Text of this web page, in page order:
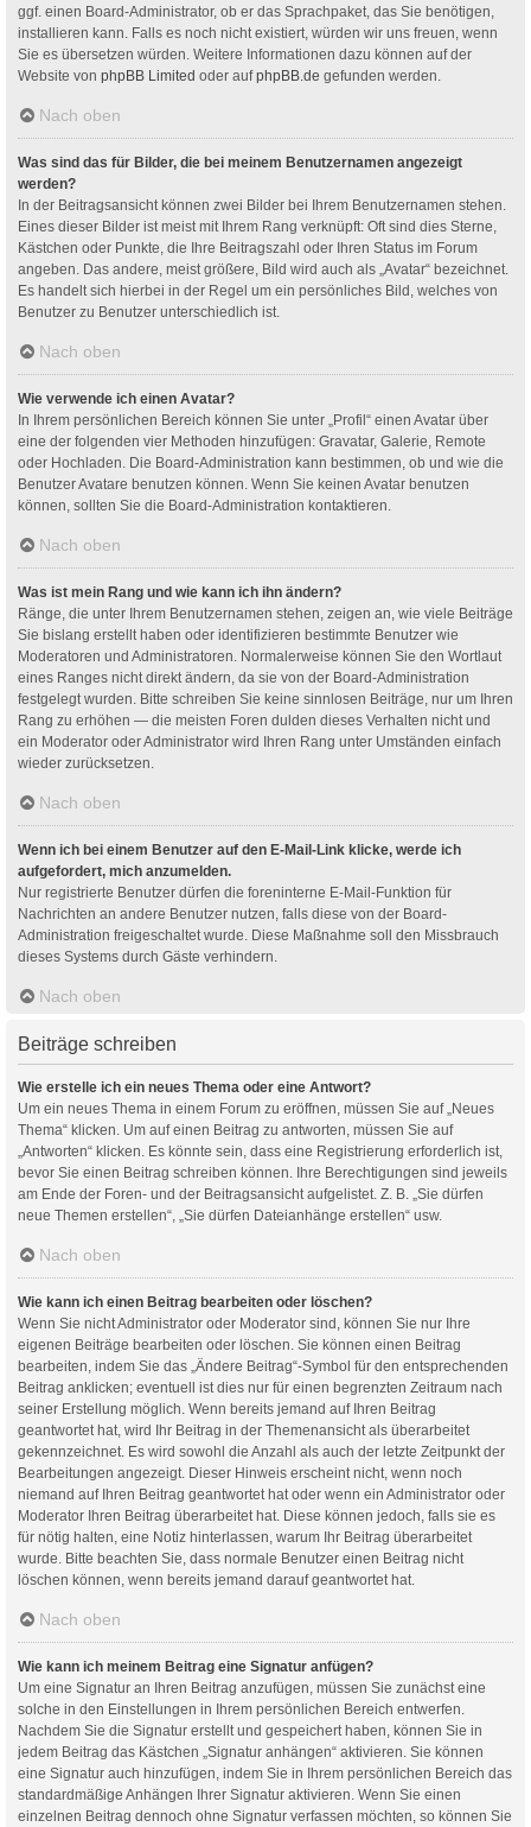
ggf. einen Board-Administrator, ob er das Sprachpaket, das Sie benötigen,
installieren kann. Falls es noch nicht existiert, würden wir uns freuen, wenn
Sie es übersetzen würden. Weitere Informationen dazu können auf der
Website von phpBB Limited oder aufphpBB.de gefunden werden.
Nach oben
Was sind das für Bilder, die bei meinem Benutzernamen angezeigt
werden?
In der Beitragsansicht können zwei Bilder bei Ihrem Benutzernamen stehen.
Eines dieser Bilder ist meist mit Ihrem Rang verknüpft: Oft sind dies Sterne,
Kästchen oder Punkte, die Ihre Beitragszahl oder Ihren Status im Forum
angeben. Das andere, meist größere, Bild wird auch als „Avatar“ bezeichnet.
Es handelt sich hierbei in der Regel um ein persönliches Bild, welches von
Benutzer zu Benutzer unterschiedlich ist.
Nach oben
Wie verwende ich einen Avatar?
In Ihrem persönlichen Bereich können Sie unter „Profil“ einen Avatar über
eine der folgenden vier Methoden hinzufügen: Gravatar, Galerie, Remote
oder Hochladen. Die Board-Administration kann bestimmen, ob und wie die
Benutzer Avatare benutzen können. Wenn Sie keinen Avatar benutzen
können, sollten Sie die Board-Administration kontaktieren.
Nach oben
Was ist mein Rang und wie kann ich ihn ändern?
Ränge, die unter Ihrem Benutzernamen stehen, zeigen an, wie viele Beiträge
Sie bislang erstellt haben oder identifizieren bestimmte Benutzer wie
Moderatoren und Administratoren. Normalerweise können Sie den Wortlaut
eines Ranges nicht direkt ändern, da sie von der Board-Administration
festgelegt wurden. Bitte schreiben Sie keine sinnlosen Beiträge, nur um Ihren
Rang zu erhöhen — die meisten Foren dulden dieses Verhalten nicht und
ein Moderator oder Administrator wird Ihren Rang unter Umständen einfach
wieder zurücksetzen.
Nach oben
Wenn ich bei einem Benutzer auf den E-Mail-Link klicke, werde ich
aufgefordert, mich anzumelden.
Nur registrierte Benutzer dürfen die foreninterne E-Mail-Funktion für
Nachrichten an andere Benutzer nutzen, falls diese von der Board-
Administration freigeschaltet wurde. Diese Maßnahme soll den Missbrauch
dieses Systems durch Gäste verhindern.
Nach oben
Beiträge schreiben
Wie erstelle ich ein neues Thema oder eine Antwort?
Um ein neues Thema in einem Forum zu eröffnen, müssen Sie auf „Neues
Thema“ klicken. Um auf einen Beitrag zu antworten, müssen Sie auf
„Antworten“ klicken. Es könnte sein, dass eine Registrierung erforderlich ist,
bevor Sie einen Beitrag schreiben können. Ihre Berechtigungen sind jeweils
am Ende der Foren- und der Beitragsansicht aufgelistet. Z. B. „Sie dürfen
neue Themen erstellen“, „Sie dürfen Dateianhänge erstellen“ usw.
Nach oben
Wie kann ich einen Beitrag bearbeiten oder löschen?
Wenn Sie nicht Administrator oder Moderator sind, können Sie nur Ihre
eigenen Beiträge bearbeiten oder löschen. Sie können einen Beitrag
bearbeiten, indem Sie das „Ändere Beitrag“-Symbol für den entsprechenden
Beitrag anklicken; eventuell ist dies nur für einen begrenzten Zeitraum nach
seiner Erstellung möglich. Wenn bereits jemand auf Ihren Beitrag
geantwortet hat, wird Ihr Beitrag in der Themenansicht als überarbeitet
gekennzeichnet. Es wird sowohl die Anzahl als auch der letzte Zeitpunkt der
Bearbeitungen angezeigt. Dieser Hinweis erscheint nicht, wenn noch
niemand auf Ihren Beitrag geantwortet hat oder wenn ein Administrator oder
Moderator Ihren Beitrag überarbeitet hat. Diese können jedoch, falls sie es
für nötig halten, eine Notiz hinterlassen, warum Ihr Beitrag überarbeitet
wurde. Bitte beachten Sie, dass normale Benutzer einen Beitrag nicht
löschen können, wenn bereits jemand darauf geantwortet hat.
Nach oben
Wie kann ich meinem Beitrag eine Signatur anfügen?
Um eine Signatur an Ihren Beitrag anzufügen, müssen Sie zunächst eine
solche in den Einstellungen in Ihrem persönlichen Bereich entwerfen.
Nachdem Sie die Signatur erstellt und gespeichert haben, können Sie in
jedem Beitrag das Kästchen „Signatur anhängen“ aktivieren. Sie können
eine Signatur auch hinzufügen, indem Sie in Ihrem persönlichen Bereich das
standardmäßige Anhängen Ihrer Signatur aktivieren. Wenn Sie einen
einzelnen Beitrag dennoch ohne Signatur verfassen möchten, so können Sie